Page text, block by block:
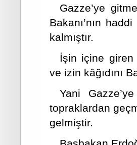
Gazze’ye
Bakanı’nın
kalmıştır.
İşin içine giren
ve izin kâğıdını
Yani
topraklardan
gelmiştir.